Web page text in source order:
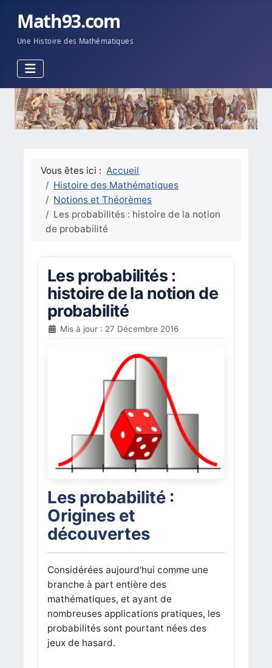
Math93.com
Une Histoire des Mathématiques
Vous êtes ici : Accueil
Histoire des Mathématiques
Notions et Théorèmes
Les probabilités : histoire de la notion
de probabilité
Les probabilités :
histoire de la notion de
probabilité
Mis à jour : 27 Décembre 2016
Les probabilité :
Origines et
découvertes
Considérées aujourd'hui comme une
branche à part entière des
mathématiques, et ayant de
nombreuses applications pratiques, les
probabilités sont pourtant nées des
jeux de hasard.